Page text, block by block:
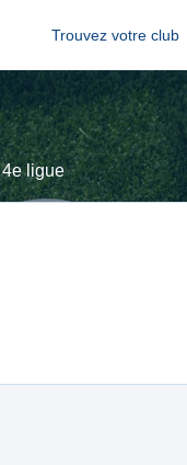
Trouvez votre club
4e ligue